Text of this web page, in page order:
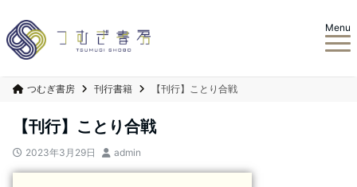
Menu
つむぎ書房 刊行書籍 【刊行】ことり合戦
【刊行】ことり合戦
2023年3月29日 admin